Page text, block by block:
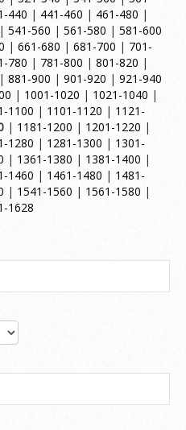
440 | 441-460 | 461-480 |
| 541-560 | 561-580 | 581-600
| 661-680 | 681-700 | 701-
780 | 781-800 | 801-820 |
| 881-900 | 901-920 | 921-940
| 1001-1020 | 1021-1040 |
1100 | 1101-1120 | 1121-
| 1181-1200 | 1201-1220 |
1280 | 1281-1300 | 1301-
| 1361-1380 | 1381-1400 |
1460 | 1461-1480 | 1481-
| 1541-1560 | 1561-1580 |
1628